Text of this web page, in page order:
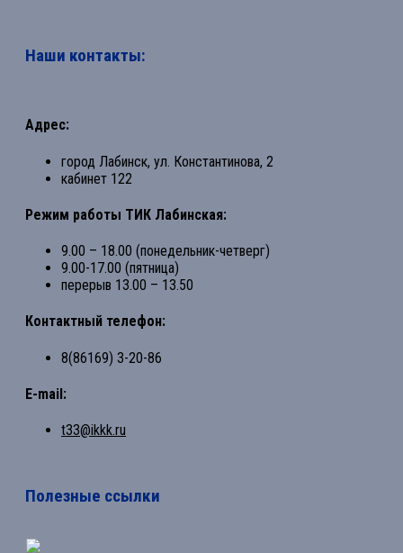
Наши контакты:
Адрес:
город Лабинск, ул. Константинова, 2
кабинет 122
Режим работы ТИК Лабинская:
9.00 – 18.00 (понедельник-четверг)
9.00-17.00 (пятница)
перерыв 13.00 – 13.50
Контактный телефон:
8(86169) 3-20-86
E-mail:
t33@ikkk.ru
Полезные ссылки